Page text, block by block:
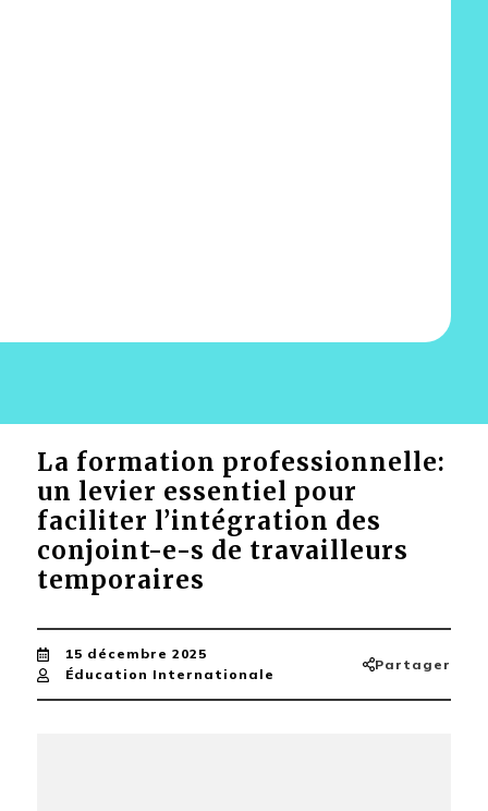
La formation professionnelle:
un levier essentiel pour
faciliter l’intégration des
conjoint-e-s de travailleurs
temporaires
15 décembre 2025
Éducation Internationale
Partager